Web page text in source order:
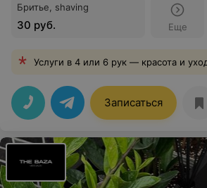
Бритье, shaving
30 руб. Еще
Услуги в 4 или 6 рук — красота и
Записаться